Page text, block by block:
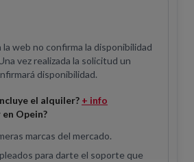
la web no confirma la disponibilidad
vez realizada la solicitud un
disponibilidad.
el alquiler? + info
Opein?
marcas del mercado.
para darte el soporte que